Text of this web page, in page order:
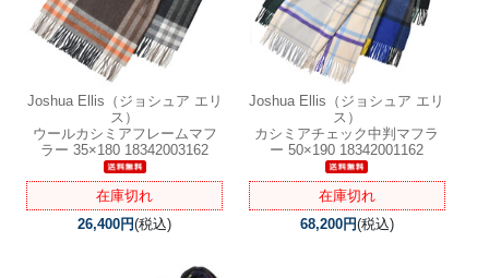
Joshua Ellis（ジョシュア エリ
ス）
ウールカシミアフレームマフ
ラー 35×180 18342003162
在庫切れ
26,400円(税込)
Joshua Ellis（ジョシュア エリ
ス）
カシミアチェック中判マフラ
ー 50×190 18342001162
在庫切れ
68,200円(税込)